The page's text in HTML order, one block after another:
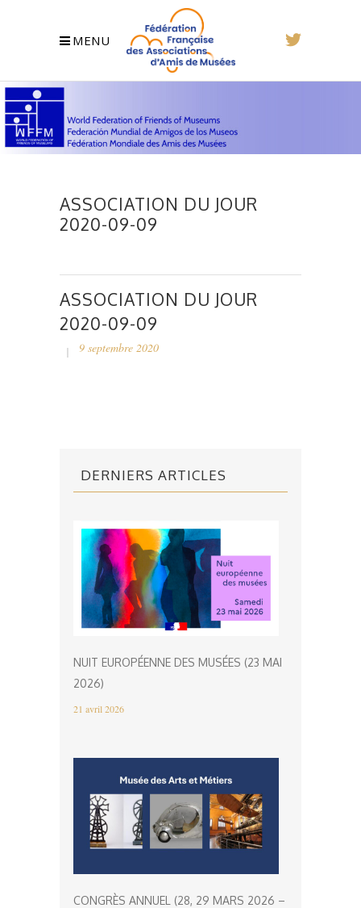
MENU
ASSOCIATION DU JOUR
2020-09-09
ASSOCIATION DU JOUR
2020-09-09
9 septembre 2020
DERNIERS ARTICLES
NUIT EUROPÉENNE DES MUSÉES (23 MAI
2026)
21 avril 2026
CONGRÈS ANNUEL (28, 29 MARS 2026 –